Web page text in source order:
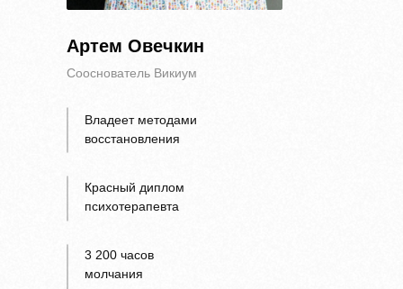
Артем Овечкин
Сооснователь Викиум
Владеет методами
восстановления
Красный диплом
психотерапевта
3 200 часов
молчания
Политика в отношении обработки
персональных данных